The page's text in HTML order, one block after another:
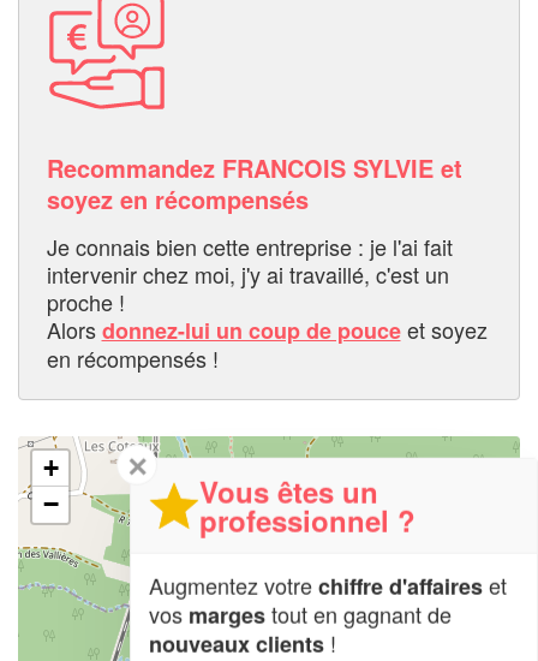
Recommandez FRANCOIS SYLVIE et
soyez en récompensés
Je connais bien cette entreprise : je l'ai fait
intervenir chez moi, j'y ai travaillé, c'est un
proche !
Alorsdonnez-lui un coup de pouceet soyez
en récompensés !
+
−
✕
Vous êtes un
professionnel ?
Augmentez votrechiffre d'affaireset
vos margestout en gagnant de
nouveaux clients !